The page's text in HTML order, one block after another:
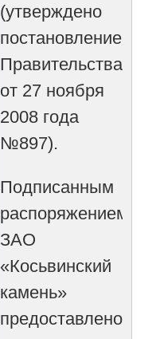
(утверждено
постановлением
Правительства
от 27 ноября
2008 года
№897).
Подписанным
распоряжением
ЗАО
«Косьвинский
камень»
предоставлено